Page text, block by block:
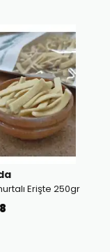
Erişte 250gr